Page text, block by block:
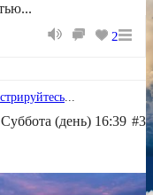
2
...
Суббота (день) 16:39 #3